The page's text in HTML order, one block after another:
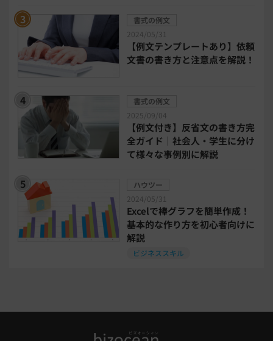
民法改正対応書式テンプレート
bizoceanお勧め動画
タイアップ
ニューノーマル時代における企業のあり方
インボイス制度解説 税制改正
喪中はがき 働き方改革
書式の例文
2024/05/31
【例文テンプレートあり】依頼
文書の書き方と注意点を解説！
書式の例文
2025/09/04
【例文付き】反省文の書き方完
全ガイド｜社会人・学生に分け
て様々な事例別に解説
ハウツー
2024/05/31
Excelで棒グラフを簡単作成！
基本的な作り方を初心者向けに
解説
ビジネススキル